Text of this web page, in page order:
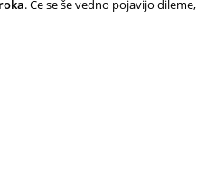
. Če se še vedno pojavijo dileme,